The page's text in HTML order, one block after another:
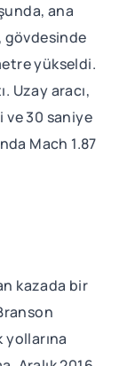
ana
gövdesinde
yükseldi.
Uzay aracı,
30 saniye
Mach 1.87
kazada bir
yollarına